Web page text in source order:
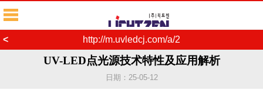
< http://m.uvledcj.com/a/2
UV-LED点光源技术特性及应用解析
日期：25-05-12